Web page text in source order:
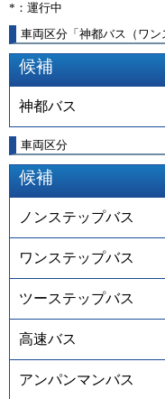
*：運行中
車両区分「神都バス（ワ
候補
神都バス
車両区分
候補
ノンステップバス
ワンステップバス
ツーステップバス
高速バス
アンパンマンバス